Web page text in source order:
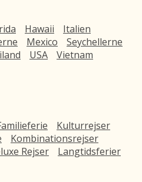
Hawaii
Italien
Mexico
Seychellerne
USA
Vietnam
Kulturrejser
Kombinationsrejser
Rejser
Langtidsferier